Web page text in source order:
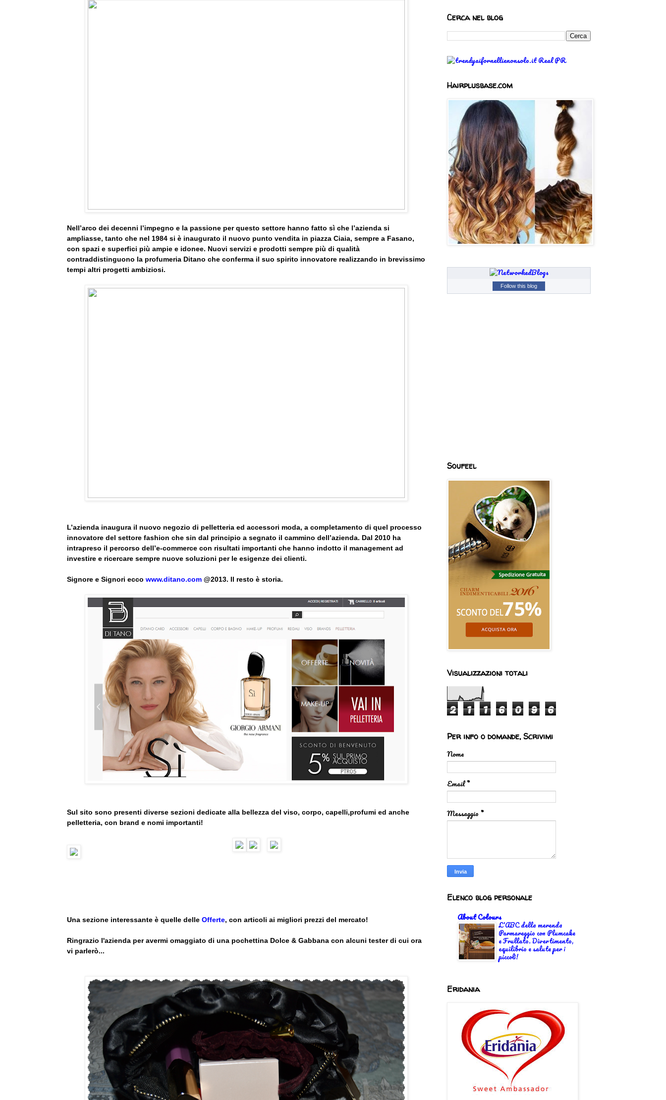
Nell’arco dei decenni l’impegno e la passione per questo settore hanno fatto sì che l’azienda si
ampliasse, tanto che nel 1984 si è inaugurato il nuovo punto vendita in piazza Ciaia, sempre a Fasano,
con spazi e superfici più ampie e idonee. Nuovi servizi e prodotti sempre più di qualità
contraddistinguono la profumeria Ditano che conferma il suo spirito innovatore realizzando in brevissimo
tempi altri progetti ambiziosi.
L’azienda inaugura il nuovo negozio di pelletteria ed accessori moda, a completamento di quel processo
innovatore del settore fashion che sin dal principio a segnato il cammino dell’azienda. Dal 2010 ha
intrapreso il percorso dell’e-commerce con risultati importanti che hanno indotto il management ad
investire e ricercare sempre nuove soluzioni per le esigenze dei clienti.
Signore e Signori ecco www.ditano.com @2013. Il resto è storia.
Sul sito sono presenti diverse sezioni dedicate alla bellezza del viso, corpo, capelli,profumi ed anche
pelletteria, con brand e nomi importanti!
Una sezione interessante è quelle delle Offerte, con articoli ai migliori prezzi del mercato!
Ringrazio l'azienda per avermi omaggiato di una pochettina Dolce & Gabbana con alcuni tester di cui ora
vi parlerò...
Cerca nel blog
Hairplusbase.com
Follow this blog
Soufeel
Visualizzazioni totali
2 1 1 6 0 9 6
Per info o domande, Scrivimi
Nome
Email*
Messaggio *
Elenco blog personale
About Colours
L'ABC della merenda
Parmareggio con Plumcake
e Frullato. Divertimento,
equilibrio e salute per i
piccoli!
Eridania